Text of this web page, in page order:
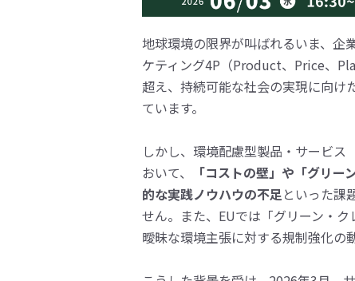
地球環境の限界が叫ばれるいま、企
ケティング4P（Product、Price、
超え、持続可能な社会の実現に向け
ています。
しかし、環境配慮型製品・サービ
おいて、
「コストの壁」や「グリ
的な実践ノウハウの不足といった課
せん。また、EUでは「グリーン・ク
曖昧な環境主張に対する規制強化の